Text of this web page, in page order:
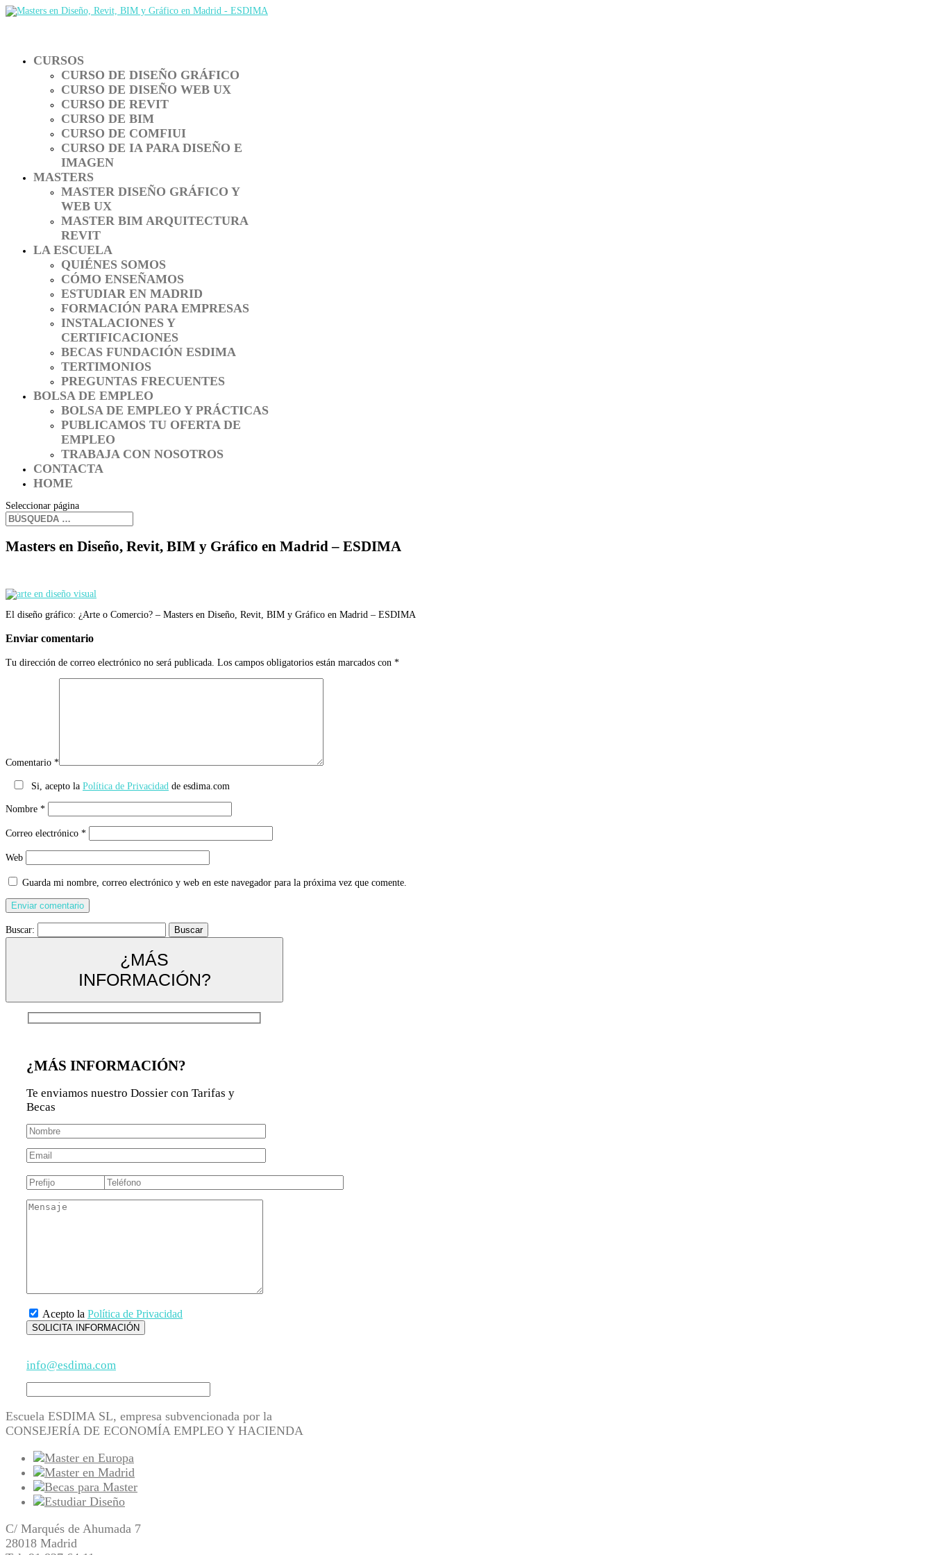
CURSOS
CURSO DE DISEÑO GRÁFICO
CURSO DE DISEÑO WEB UX
CURSO DE REVIT
CURSO DE BIM
CURSO DE COMFIUI
CURSO DE IA PARA DISEÑO E
IMAGEN
MASTERS
MASTER DISEÑO GRÁFICO Y
WEB UX
MASTER BIM ARQUITECTURA
REVIT
LA ESCUELA
QUIÉNES SOMOS
CÓMO ENSEÑAMOS
ESTUDIAR EN MADRID
FORMACIÓN PARA EMPRESAS
INSTALACIONES Y
CERTIFICACIONES
BECAS FUNDACIÓN ESDIMA
TERTIMONIOS
PREGUNTAS FRECUENTES
BOLSA DE EMPLEO
BOLSA DE EMPLEO Y PRÁCTICAS
PUBLICAMOS TU OFERTA DE
EMPLEO
TRABAJA CON NOSOTROS
CONTACTA
HOME
Seleccionar página
Masters en Diseño, Revit, BIM y Gráfico en Madrid – ESDIMA
El diseño gráfico: ¿Arte o Comercio? – Masters en Diseño, Revit, BIM y Gráfico en Madrid – ESDIMA
Enviar comentario
Tu dirección de correo electrónico no será publicada. Los campos obligatorios están marcados con *
Comentario *
Si, acepto la Política de Privacidad de esdima.com
Nombre *
Correo electrónico *
Web
Guarda mi nombre, correo electrónico y web en este navegador para la próxima vez que comente.
Buscar:
¿MÁS
INFORMACIÓN?
¿MÁS INFORMACIÓN?
Te enviamos nuestro Dossier con Tarifas y
Becas
Acepto la Política de Privacidad
info@esdima.com
Escuela ESDIMA SL, empresa subvencionada por la
CONSEJERÍA DE ECONOMÍA EMPLEO Y HACIENDA
C/ Marqués de Ahumada 7
28018 Madrid